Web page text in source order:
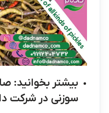
بیشتر بخوانید:
سوزنی در شرکت